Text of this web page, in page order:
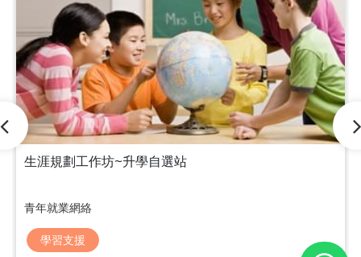
生涯規劃工作坊~升學自選站
青年就業網絡
學習支援